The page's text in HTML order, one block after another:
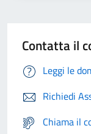
Contatta il
Leggi le
Richiedi
Chiama il